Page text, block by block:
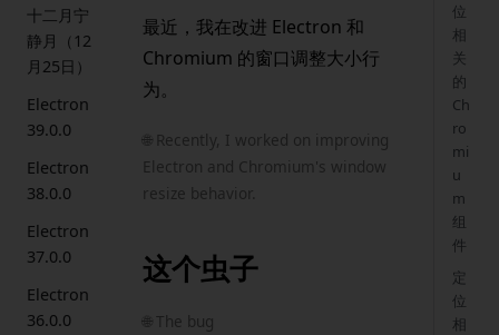
十二月宁
静月（12
月25日）
Electron
39.0.0
Electron
38.0.0
Electron
37.0.0
Electron
36.0.0
最近，我在改进 Electron 和
Chromium 的窗口调整大小行
为。
🌐 Recently, I worked on improving
Electron and Chromium's window
resize behavior.
这个虫子
🌐 The bug
位
相
关
的
Ch
ro
mi
u
m
组
件
定
位
相